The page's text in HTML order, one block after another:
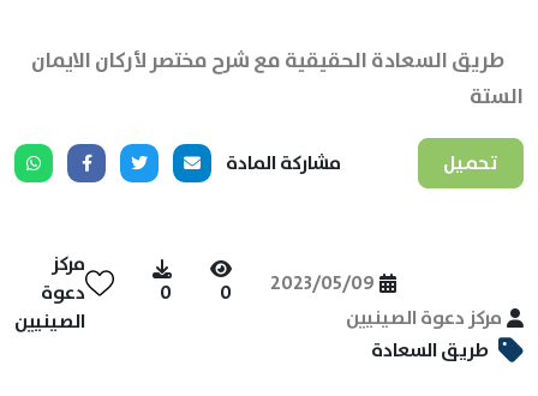
طريق السعادة الحقيقية مع شرح مختصر لأركان الايمان
الستة
تحميل مشاركة المادة
مركز دعوة الصينيين
2023/05/09
0
0
مركز
دعوة
الصينيين
طريق السعادة